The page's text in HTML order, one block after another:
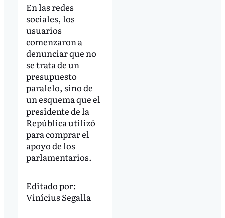
En las redes
sociales, los
usuarios
comenzaron a
denunciar que no
se trata de un
presupuesto
paralelo, sino de
un esquema que el
presidente de la
República utilizó
para comprar el
apoyo de los
parlamentarios.
Editado por:
Vinícius Segalla